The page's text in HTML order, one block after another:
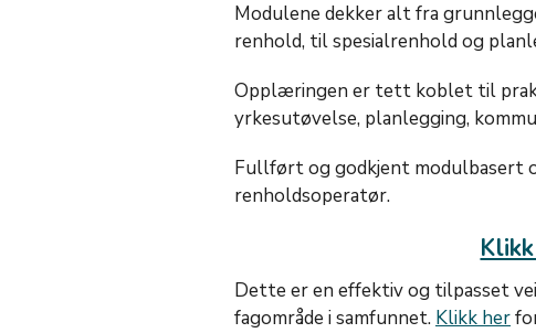
Modulene dekker alt fra
renhold, til spesialrenhold og
Opplæringen er tett koblet til
yrkesutøvelse, planlegging,
Fullført og godkjent
renholdsoperatør.
Dette er en effektiv og tilpasset
fagområde i samfunnet. Klikk her